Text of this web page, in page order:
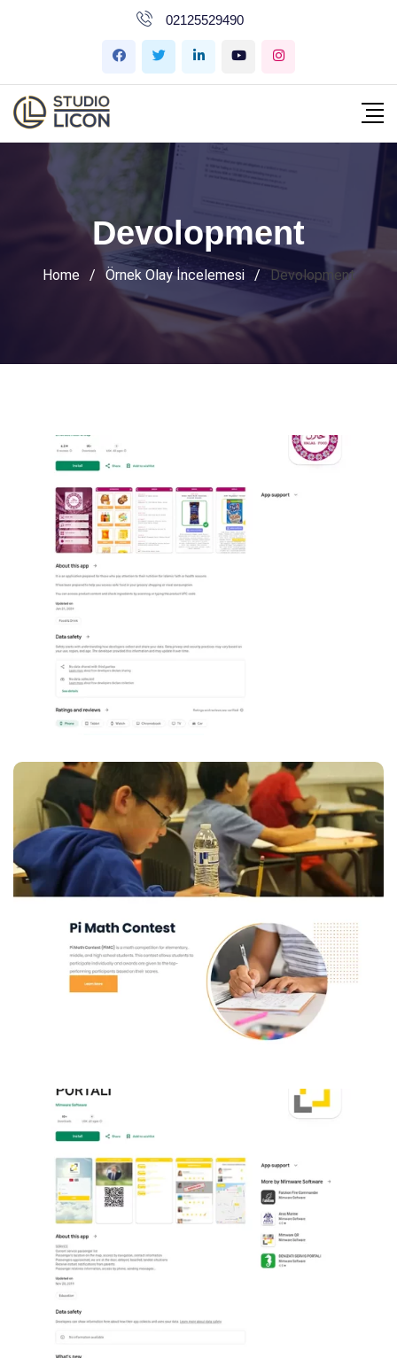
02125529490
Devolopment
Home / Örnek Olay İncelemesi / Devolopment